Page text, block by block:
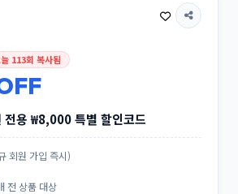
113회 복사됨
용 ₩8,000 특별 할인코드
회원 가입 즉시)
전 상품 대상